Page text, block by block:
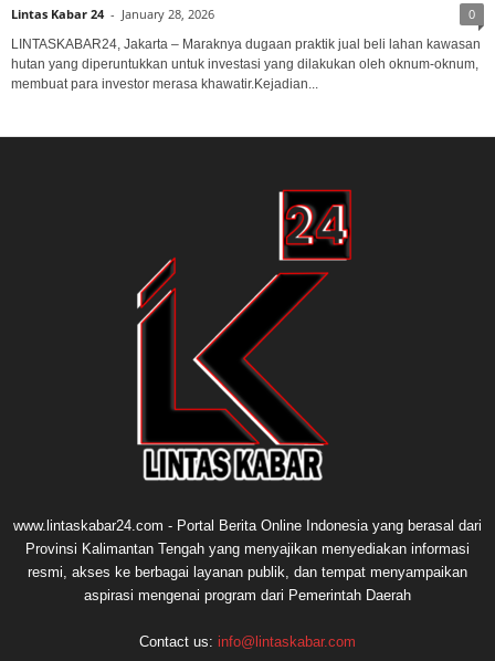
Lintas Kabar 24 - January 28, 2026 0
LINTASKABAR24, Jakarta – Maraknya dugaan praktik jual beli lahan kawasan
hutan yang diperuntukkan untuk investasi yang dilakukan oleh oknum-oknum,
membuat para investor merasa khawatir.Kejadian...
www.lintaskabar24.com - Portal Berita Online Indonesia yang berasal dari
Provinsi Kalimantan Tengah yang menyajikan menyediakan informasi
resmi, akses ke berbagai layanan publik, dan tempat menyampaikan
aspirasi mengenai program dari Pemerintah Daerah
Contact us: info@lintaskabar.com